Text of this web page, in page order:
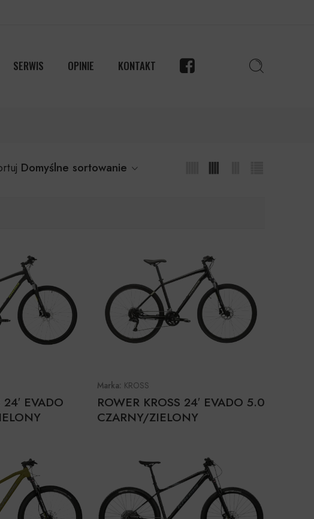
SERWIS OPINIE KONTAKT
Domyślne sortowanie
EVADO
Marka: KROSS
ROWER KROSS 24′ EVADO 5.0
CZARNY/ZIELONY